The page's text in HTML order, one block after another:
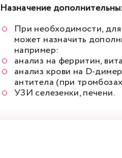
Назначение
При необходимости,
может назначить
например:
анализ на ферритин,
анализ крови на D-
антитела (при
УЗИ селезенки, печени.